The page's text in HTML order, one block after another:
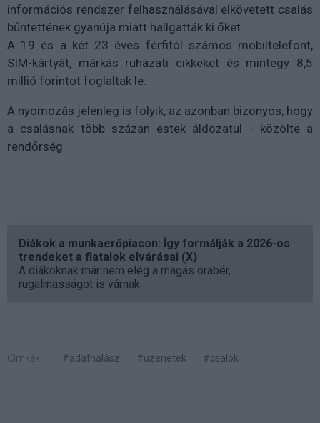
információs rendszer felhasználásával elkövetett csalás
bűntettének gyanúja miatt hallgatták ki őket.
A 19 és a két 23 éves férfitól számos mobiltelefont,
SIM-kártyát, márkás ruházati cikkeket és mintegy 8,5
millió forintot foglaltak le.
A nyomozás jelenleg is folyik, az azonban bizonyos, hogy
a csalásnak több százan estek áldozatul - közölte a
rendőrség.
Diákok a munkaerőpiacon: Így formálják a 2026-os
trendeket a fiatalok elvárásai (X)
A diákoknak már nem elég a magas órabér,
rugalmasságot is várnak.
Címkék: #adathalász #üzenetek #csalók